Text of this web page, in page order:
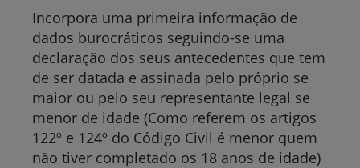
Incorpora uma primeira informação de
dados burocráticos seguindo-se uma
declaração dos seus antecedentes que tem
de ser datada e assinada pelo próprio se
maior ou pelo seu representante legal se
menor de idade (Como referem os artigos
122º e 124º do Código Civil é menor quem
não tiver completado os 18 anos de idade)